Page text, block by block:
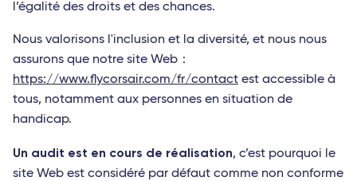
l’égalité des droits et des chances.
Nous valorisons l'inclusion et la diversité, et nous nous
assurons que notre site Web :
https://www.flycorsair.com/fr/contact est accessible à
tous, notamment aux personnes en situation de
handicap.
Un audit est en cours de réalisation, c’est pourquoi le
site Web est considéré par défaut comme non conforme